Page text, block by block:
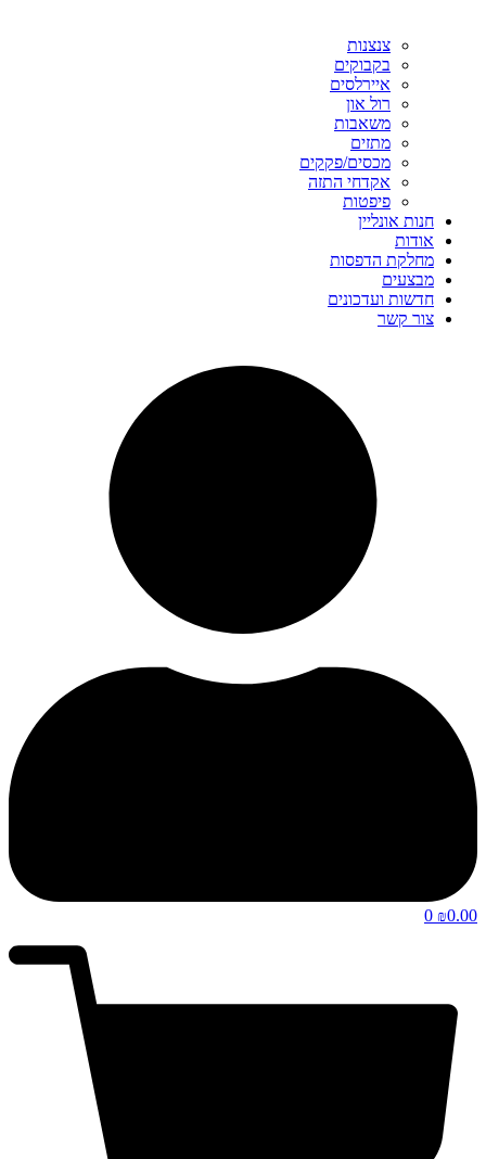
צנצנות
בקבוקים
איירלסים
רול און
משאבות
מתזים
מכסים/פקקים
אקדחי התזה
פיפטות
חנות אונליין
אודות
מחלקת הדפסות
מבצעים
חדשות ועדכונים
צור קשר
₪0.00
0